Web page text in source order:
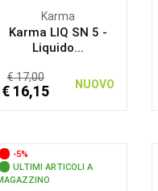
Karma
Karma LIQ SN 5 -
Liquido...
€ 17,00
€ 16,15 NUOVO
-5%
ULTIMI ARTICOLI A